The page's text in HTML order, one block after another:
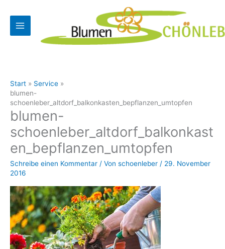
Inhalt
springen
Start
Service
blumen-
schoenleber_altdorf_balkonkasten_bepflanzen_umtopfen
blumen-
schoenleber_altdorf_balkonkast
en_bepflanzen_umtopfen
Schreibe einen Kommentar / Von schoenleber / 29. November
2016